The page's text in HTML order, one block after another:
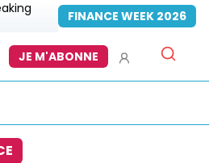
FINANCE WEEK 2026
JE M'ABONNE